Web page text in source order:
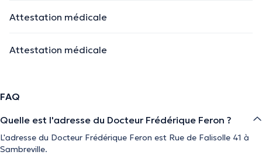
Attestation médicale
Attestation médicale
FAQ
Quelle est l'adresse du Docteur Frédérique Feron ?
L'adresse du Docteur Frédérique Feron est Rue de Falisolle 41 à
Sambreville.